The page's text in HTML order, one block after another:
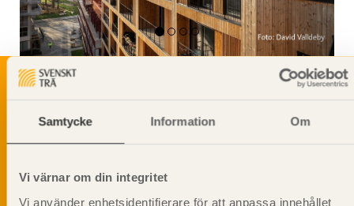
Samtycke Information Om
Vi värnar om din integritet
Vi använder enhetsidentifierare för att anpassa innehållet
Svenskt Träs Produktkatalog är svensk
sågverksnärings digitala produktkatalog för att
egenskaper.